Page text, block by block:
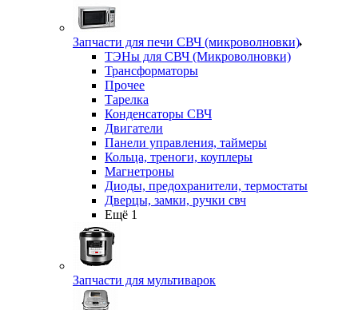
Запчасти для печи СВЧ (микроволновки)
ТЭНы для СВЧ (Микроволновки)
Трансформаторы
Прочее
Тарелка
Конденсаторы СВЧ
Двигатели
Панели управления, таймеры
Кольца, треноги, коуплеры
Магнетроны
Диоды, предохранители, термостаты
Дверцы, замки, ручки свч
Ещё 1
Запчасти для мультиварок